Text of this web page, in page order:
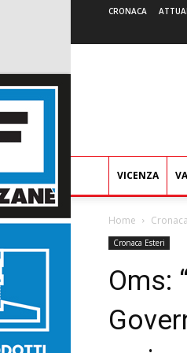
CRONACA
VICENZA
Home
Cronaca Esteri
Oms: